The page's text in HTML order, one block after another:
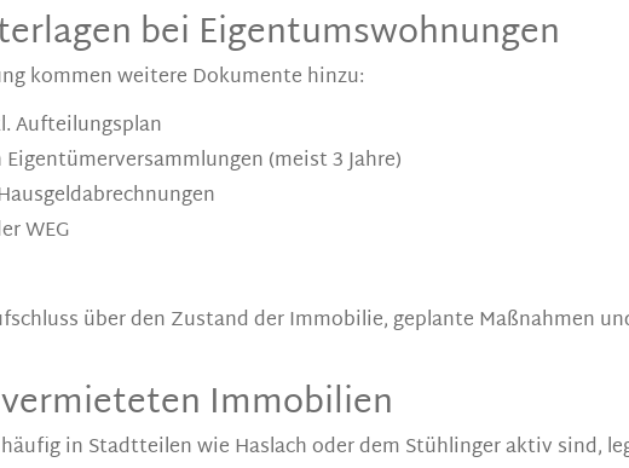
bei Eigentumswohnungen
kommen weitere Dokumente hinzu:
Aufteilungsplan
(meist 3 Jahre)
WEG
über den Zustand der Immobilie, geplante Maßnahmen
Immobilien
in Stadtteilen wie Haslach oder dem Stühlinger aktiv sind,